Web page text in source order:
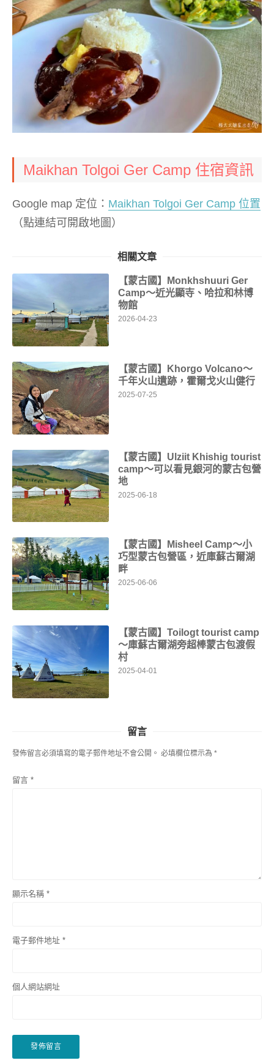
Maikhan Tolgoi Ger Camp 住宿資訊
Google map 定位： Maikhan Tolgoi Ger Camp 位置
（點連結可開啟地圖）
相關文章
【蒙古國】Monkhshuuri Ger
Camp～近光顯寺、哈拉和林博
物館
2026-04-23
【蒙古國】Khorgo Volcano～
千年火山遺跡，霍爾戈火山健行
2025-07-25
【蒙古國】Ulziit Khishig tourist
camp～可以看見銀河的蒙古包營
地
2025-06-18
【蒙古國】Misheel Camp～小
巧型蒙古包營區，近庫蘇古爾湖
畔
2025-06-06
【蒙古國】Toilogt tourist camp
～庫蘇古爾湖旁超棒蒙古包渡假
村
2025-04-01
留言
發佈留言必須填寫的電子郵件地址不會公開。 必填欄位標示為 *
留言 *
顯示名稱 *
電子郵件地址 *
個人網站網址